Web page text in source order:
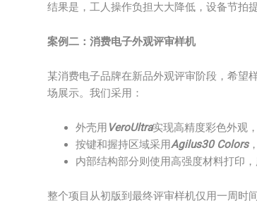
结果是，工人操作负担大大降低，设备节拍
案例二：消费电子外观评审样机
某消费电子品牌在新品外观评审阶段，希望
场展示。我们采用：
外壳用 VeroUltra实现高精度彩色外观
按键和握持区域采用Agilus30 Colors
内部结构部分则使用高强度材料打印，
整个项目从初版到最终评审样机仅用一周时